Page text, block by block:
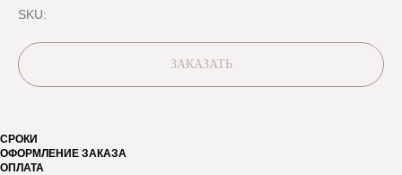
SKU:
ЗАКАЗАТЬ
СРОКИ
ОФОРМЛЕНИЕ ЗАКАЗА
ОПЛАТА